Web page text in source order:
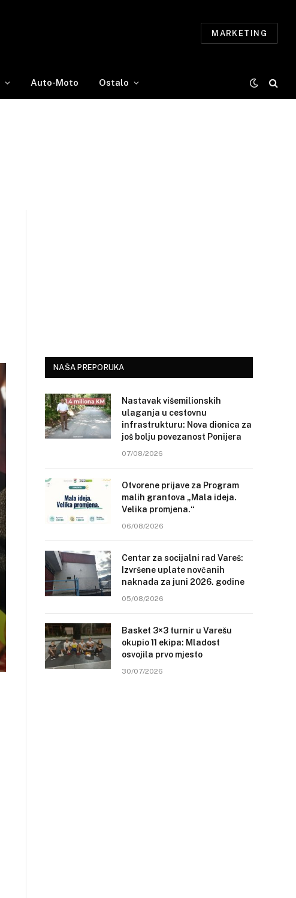
MARKETING
Auto-Moto Ostalo
NAŠA PREPORUKA
Nastavak višemilionskih
ulaganja u cestovnu
infrastrukturu: Nova dionica za
još bolju povezanost Ponijera
07/08/2026
Otvorene prijave za Program
malih grantova „Mala ideja.
Velika promjena.“
06/08/2026
Centar za socijalni rad Vareš:
Izvršene uplate novčanih
naknada za juni 2026. godine
05/08/2026
Basket 3×3 turnir u Varešu
okupio 11 ekipa: Mladost
osvojila prvo mjesto
30/07/2026